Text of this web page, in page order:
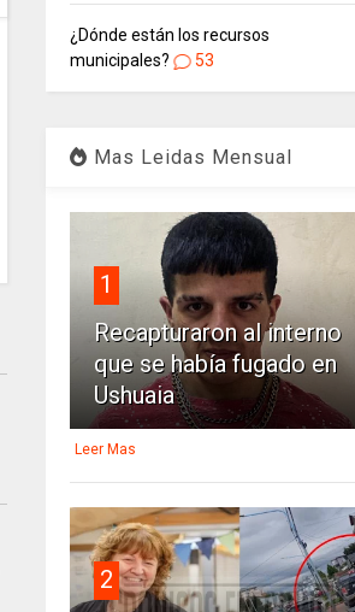
¿Dónde están los recursos
municipales?
53
Mas Leidas Mensual
1
Recapturaron al interno
que se había fugado en
Ushuaia
Leer Mas
2